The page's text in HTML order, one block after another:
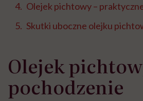
Olejek pichtowy –
Skutki uboczne olejku
Olejek
pochodzenie